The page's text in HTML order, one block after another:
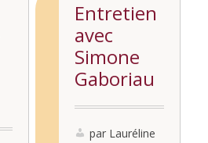
Entretien
avec
Simone
Gaboriau
par Lauréline